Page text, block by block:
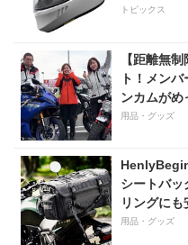
トピックス
【距離無制限】RESO
ト！メン
ンカムが
き】
用品・グッズ
シートバ
リングに
用品・グッズ